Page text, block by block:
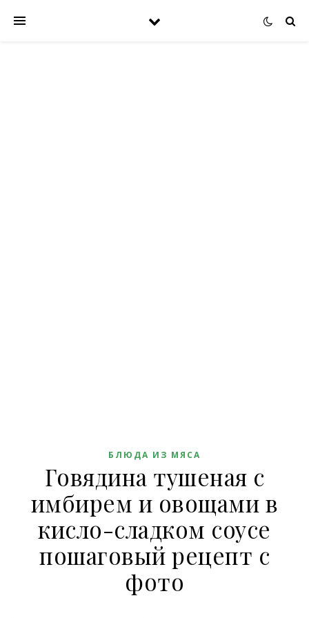
БЛЮДА ИЗ МЯСА
Говядина тушеная с
имбирем и овощами в
кисло-сладком соусе
пошаговый рецепт с
фото